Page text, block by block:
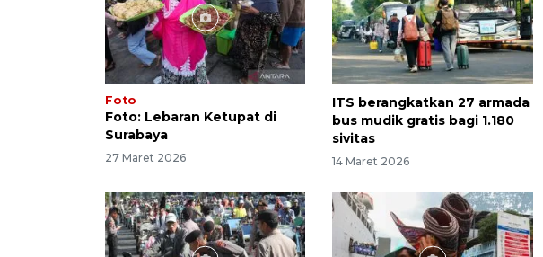
Foto
Foto: Lebaran Ketupat di
Surabaya
27 Maret 2026
ITS berangkatkan 27 armada
bus mudik gratis bagi 1.180
sivitas
14 Maret 2026